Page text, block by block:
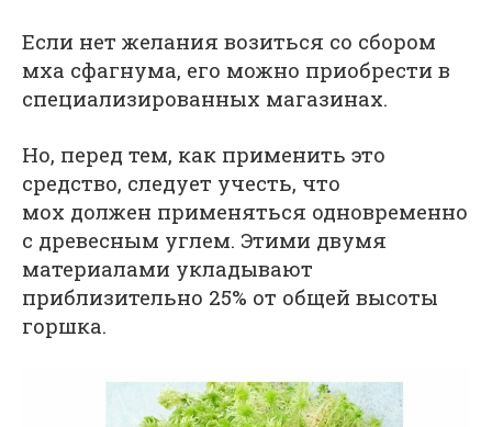
Если нет желания возиться со сбором
мха сфагнума, его можно приобрести в
специализированных магазинах.
Но, перед тем, как применить это
средство, следует учесть, что
мох должен применяться одновременно
с древесным углем. Этими двумя
материалами укладывают
приблизительно 25% от общей высоты
горшка.